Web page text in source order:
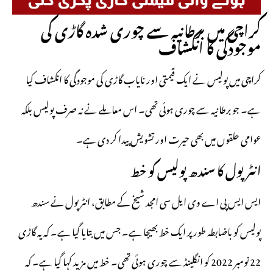
کراچی میں برطانیہ سے چوری شدہ گاڑی کی
موجودگی کا انکشاف
کراچی میں پولیس نے ایک قیمتی اور نایاب گاڑی کی موجودگی کا انکشاف کیا
ہے۔ جو برطانیہ سے چوری ہوئی تھی۔ اس معاملے نے نہ صرف پولیس بلکہ
عوامی حلقوں میں بھی حیرت اور تشویش پیدا کر دی ہے۔
انٹرپول کا سندھ پولیس کو خط
ایس ایس پی اے وی ایل سیامجد شیخکے مطابق، انٹرپول نے سندھ
پولیس کو باضابطہ طور پر ایک خط بھیجا ہے۔ جس میں بتایا گیا ہے۔ کہ یہ گاڑی
22 نومبر 2022 کو انگلینڈ سے چوری ہوئی تھی۔ خط میں مزید کہا گیا ہے۔ کہ